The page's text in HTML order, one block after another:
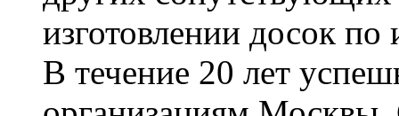
изготовлении досок по
В течение 20 лет